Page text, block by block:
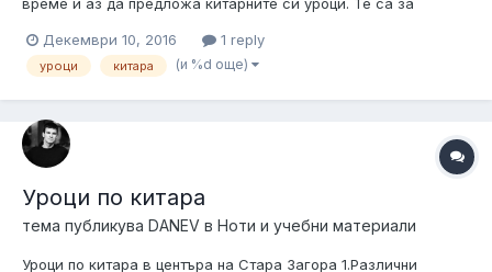
време и аз да предложа китарните си уроци. Те са за
китаристи давам консултации. Това е сайтът ми, секция
"Уроци по китара": Привествам желанието за свирене
Декември 10, 2016 1 reply
уроци китара (и %d още)
Уроци по китара
тема публикува DANEV в Ноти и учебни материали
Уроци по китара в центъра на Стара Загора 1.Различни